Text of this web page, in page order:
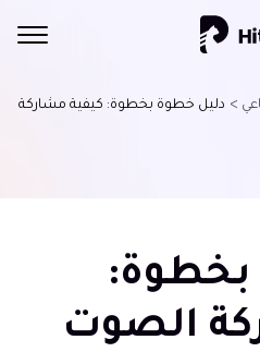
> دليل خطوة بخطوة: كيفية مشاركة
بخطوة:
الصوت